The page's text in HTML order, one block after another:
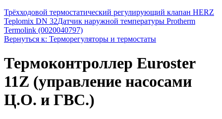
Трёхходовой термостатический регулирующий клапан HERZ
Teplomix DN 32Датчик наружной температуры Protherm
Termolink (0020040797)
Вернуться к: Терморегуляторы и термостаты
Термоконтроллер Euroster
11Z (управление насосами
Ц.О. и ГВС.)